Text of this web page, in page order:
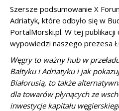
Szersze podsumowanie X
Adriatyk, które odbyło się w
PortalMorski.pl. W tej
wypowiedzi naszego prezesa
Węgry to ważny hub w
Bałtyku i Adriatyku i jak
Białorusią, to także
dla towarów płynących ze
inwestycje kapitału